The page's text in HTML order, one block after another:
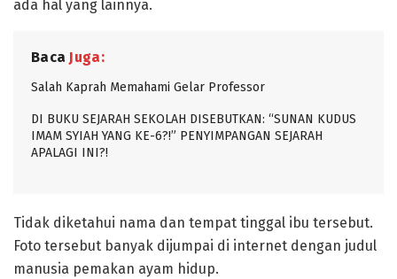
ada hal yang lainnya.
Baca Juga:
Salah Kaprah Memahami Gelar Professor
DI BUKU SEJARAH SEKOLAH DISEBUTKAN: “SUNAN KUDUS
IMAM SYIAH YANG KE-6?!” PENYIMPANGAN SEJARAH
APALAGI INI?!
Tidak diketahui nama dan tempat tinggal ibu tersebut.
Foto tersebut banyak dijumpai di internet dengan judul
manusia pemakan ayam hidup.